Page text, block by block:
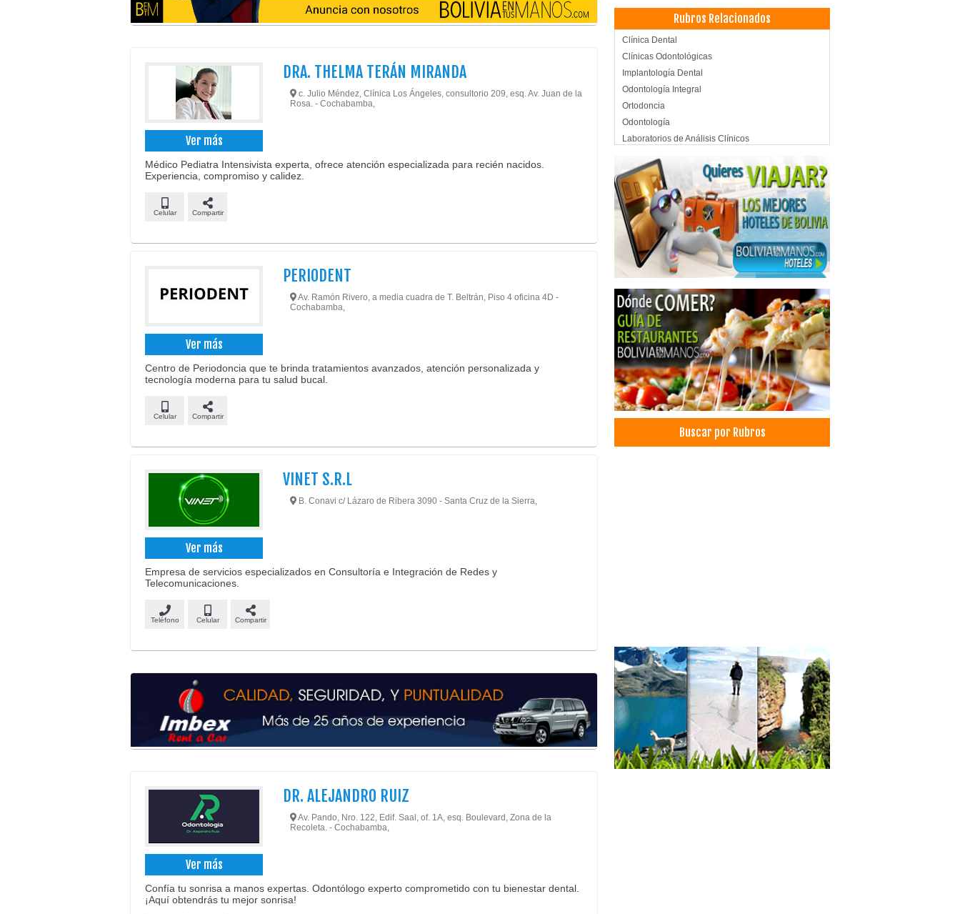
Ver más
DRA. THELMA TERÁN MIRANDA
c. Julio Méndez, Clínica Los Ángeles, consultorio 209, esq. Av. Juan de la
Rosa. - Cochabamba,
Médico Pediatra Intensivista experta, ofrece atención especializada para recién nacidos.
Experiencia, compromiso y calidez.
Celular Compartir
Ver más
PERIODENT
Av. Ramón Rivero, a media cuadra de T. Beltrán, Piso 4 oficina 4D -
Cochabamba,
Centro de Periodoncia que te brinda tratamientos avanzados, atención personalizada y
tecnología moderna para tu salud bucal.
Celular Compartir
Ver más
VINET S.R.L
B. Conavi c/ Lázaro de Ribera 3090 - Santa Cruz de la Sierra,
Empresa de servicios especializados en Consultoría e Integración de Redes y
Telecomunicaciones.
Teléfono Celular Compartir
Ver más
DR. ALEJANDRO RUIZ
Av. Pando, Nro. 122, Edif. Saal, of. 1A, esq. Boulevard, Zona de la
Recoleta. - Cochabamba,
Confía tu sonrisa a manos expertas. Odontólogo experto comprometido con tu bienestar dental.
¡Aquí obtendrás tu mejor sonrisa!
Rubros Relacionados
Clínica Dental
Clínicas Odontológicas
Implantología Dental
Odontología Integral
Ortodoncia
Odontología
Laboratorios de Análisis Clínicos
Médicos Pediatras
Periodoncia
Cámaras de seguridad
Electricidad, Servicios de
Electricidad, Empresas de
Ingeniería Eléctrica
Radios
Redes inalambricas
Sistemas de Seguridad
Telefonía IP
Cableado Estructurado
Fibra óptica
Telecomunicaciones
Odontología Estética
Implantes dentales
Médicos Odontólogos
Prótesis DentalesBuscar por Rubros